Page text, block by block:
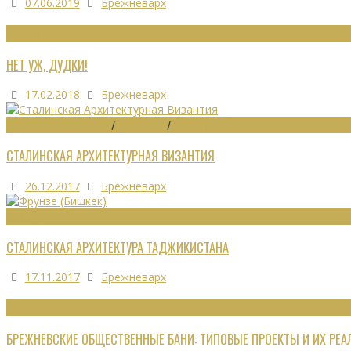
НЕТ УЖ, ДУДКИ!
17.02.2018 Брежневарх
/ /
СТАЛИНСКАЯ АРХИТЕКТУРНАЯ ВИЗАНТИЯ
26.12.2017 Брежневарх
СТАЛИНСКАЯ АРХИТЕКТУРА ТАДЖИКИСТАНА
17.11.2017 Брежневарх
БРЕЖНЕВСКИЕ ОБЩЕСТВЕННЫЕ БАНИ: ТИПОВЫЕ ПРОЕКТЫ И ИХ